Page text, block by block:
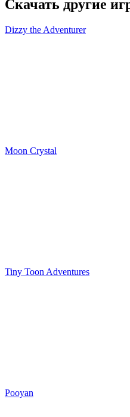
Скачать другие
Dizzy the Adventurer
Moon Crystal
Tiny Toon Adventures
Pooyan